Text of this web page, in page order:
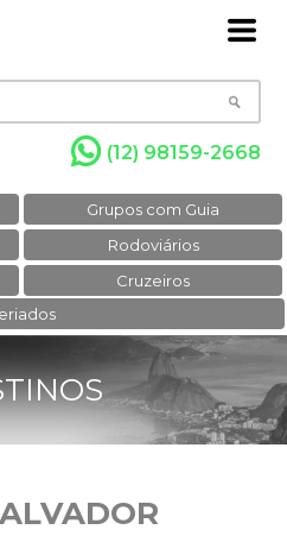
(12) 98159-2668
Grupos com Guia
Rodoviários
Cruzeiros